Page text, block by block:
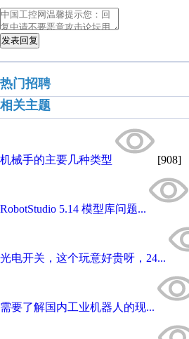
发表回复
热门招聘
相关主题
机械手的主要几种类型 [908]
RobotStudio 5.14 模型库问题...
光电开关，这个玩意好贵呀，24...
需要了解国内工业机器人的现...